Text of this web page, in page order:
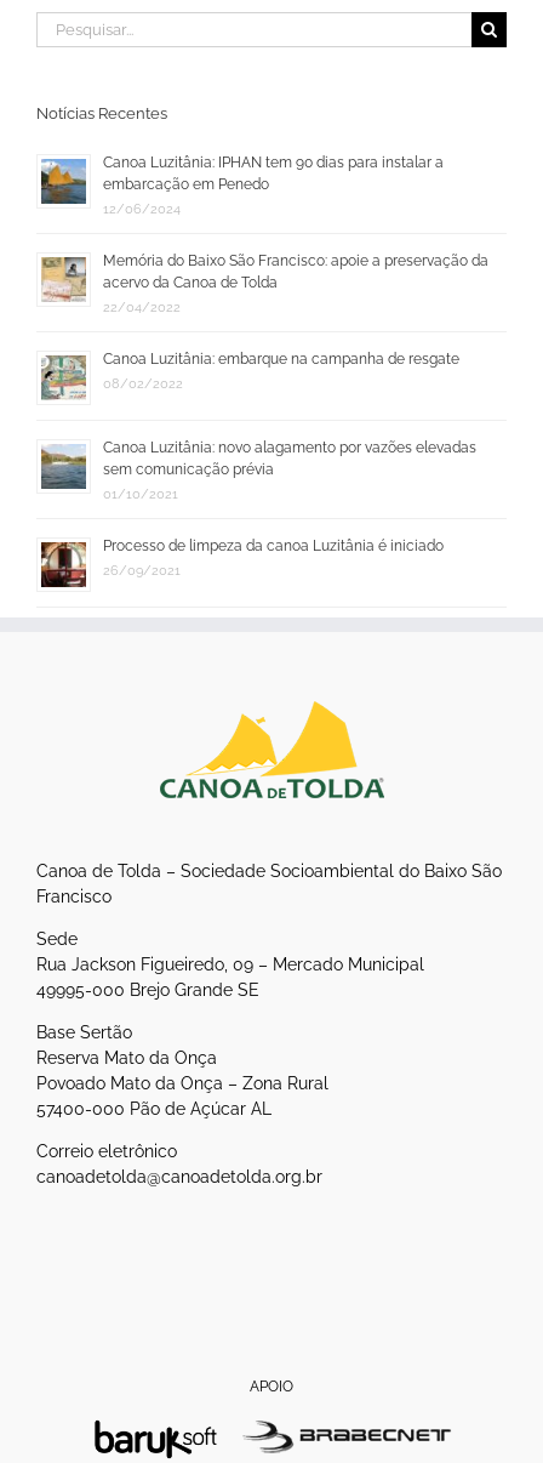
Buscar
resultados
Notícias Recentes
Canoa Luzitânia: IPHAN tem 90 dias para instalar a
embarcação em Penedo
12/06/2024
Memória do Baixo São Francisco: apoie a preservação da
acervo da Canoa de Tolda
22/04/2022
Canoa Luzitânia: embarque na campanha de resgate
08/02/2022
Canoa Luzitânia: novo alagamento por vazões elevadas
sem comunicação prévia
01/10/2021
Processo de limpeza da canoa Luzitânia é iniciado
26/09/2021
Canoa de Tolda – Sociedade Socioambiental do Baixo São
Francisco
Sede
Rua Jackson Figueiredo, 09 – Mercado Municipal
49995-000 Brejo Grande SE
Base Sertão
Reserva Mato da Onça
Povoado Mato da Onça – Zona Rural
57400-000 Pão de Açúcar AL
Correio eletrônico
canoadetolda@canoadetolda.org.br
APOIO